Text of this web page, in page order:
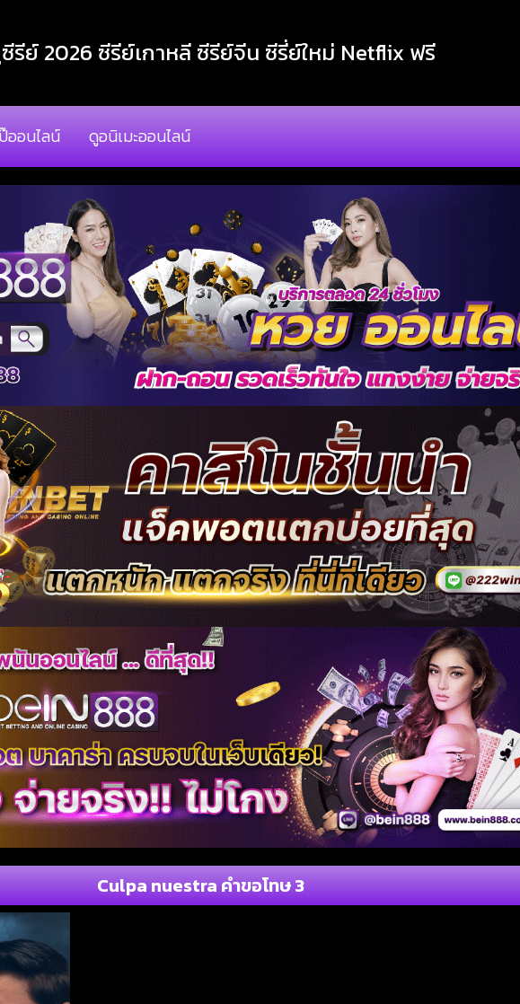
รีย์ 2026 ซีรีย์เกาหลี ซีรีย์จีน ซีรี่ย์ใหม่ Netflix ฟรี
ออนไลน์ ดูอนิเมะออนไลน์
Culpa nuestra คำขอโทษ 3